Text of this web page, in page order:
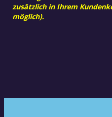
zusätzlich in Ihrem
möglich).